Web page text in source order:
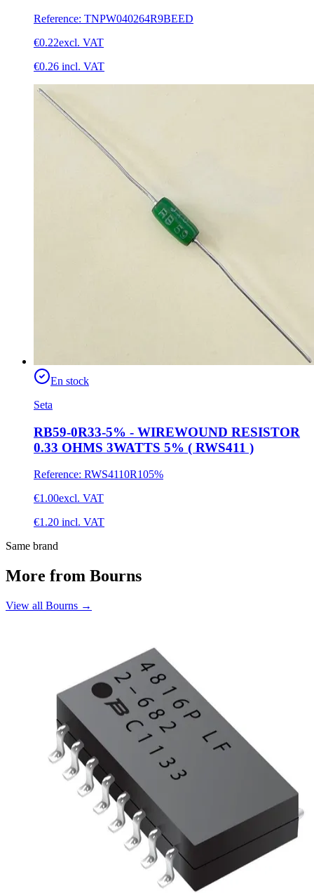
Reference: TNPW040264R9BEED
€0.22excl. VAT
€0.26 incl. VAT
En stock
Seta
RB59-0R33-5% - WIREWOUND RESISTOR
0.33 OHMS 3WATTS 5% ( RWS411 )
Reference: RWS4110R105%
€1.00excl. VAT
€1.20 incl. VAT
Same brand
More from Bourns
View all Bourns →